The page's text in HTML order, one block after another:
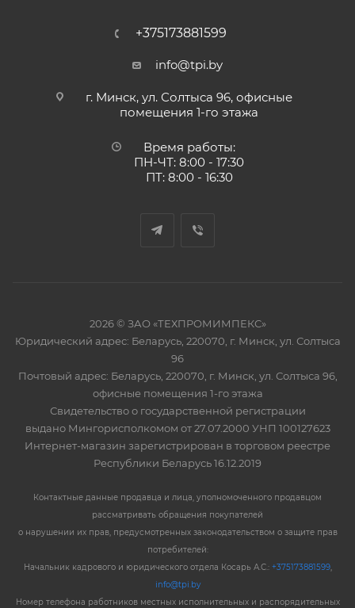
+375173881599
info@tpi.by
г. Минск, ул. Солтыса 96, офисные
помещения 1-го этажа
Время работы:
ПН-ЧТ: 8:00 - 17:30
ПТ: 8:00 - 16:30
2026 © ЗАО «ТЕХПРОМИМПЕКС»
Юридический адрес: Беларусь, 220070, г. Минск, ул. Солтыса
96
Почтовый адрес: Беларусь, 220070, г. Минск, ул. Солтыса 96,
офисные помещения 1-го этажа
Свидетельство о государственной регистрации
выдано Мингорисполкомом от 27.07.2000 УНП 100127623
Интернет-магазин зарегистрирован в торговом реестре
Республики Беларусь 16.12.2019
Контактные данные продавца и лица, уполномоченного продавцом
рассматривать обращения покупателей
о нарушении их прав, предусмотренных законодательством о защите прав
потребителей:
Начальник кадрового и юридического отдела Косарь А.С.: +375173881599,
info@tpi.by
Номер телефона работников местных исполнительных и распорядительных